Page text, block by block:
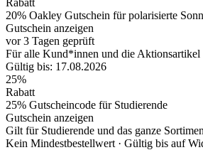
20% Oakley Gutschein für polarisierte
Gutschein anzeigen
vor 3 Tagen geprüft
Für alle Kund*innen und die Aktionsartikel
Gültig bis: 17.08.2026
25%
Rabatt
25% Gutscheincode für Studierende
Gutschein anzeigen
Gilt für Studierende und das ganze
Kein Mindestbestellwert · Gültig bis auf